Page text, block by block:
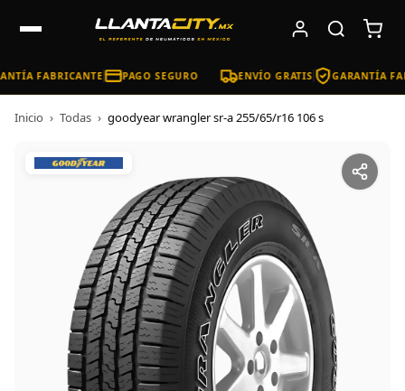
FABRICANTE PAGO SEGURO ENVÍO GRATIS GARANTÍA
Inicio › Todas › goodyear wrangler sr-a 255/65/r16 106 s